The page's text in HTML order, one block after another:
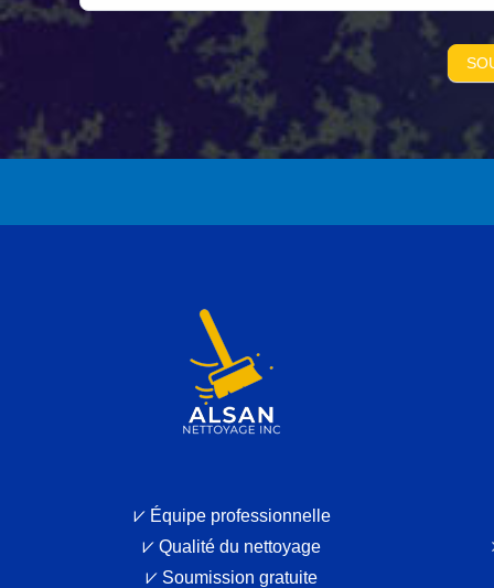
⩗ Équipe professionnelle
⩗ Qualité du nettoyage
⩗ Soumission gratuite